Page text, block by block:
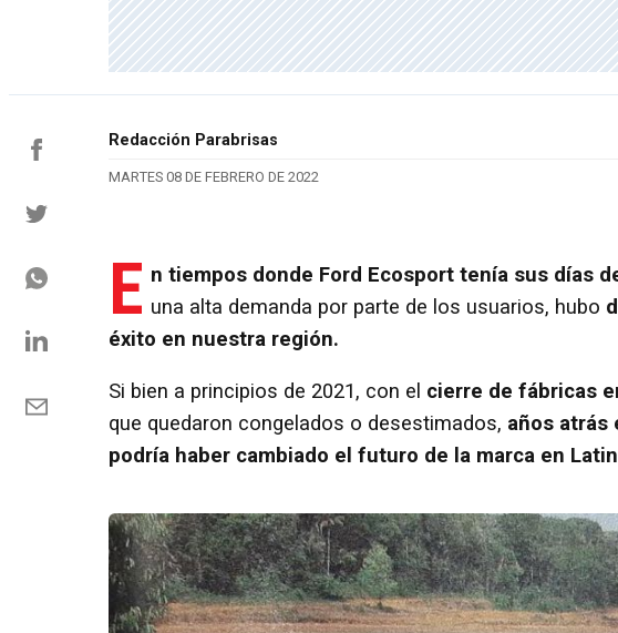
Redacción Parabrisas
MARTES 08 DE FEBRERO DE 2022
E n tiempos donde Ford Ecosport tenía sus días
una alta demanda por parte de los usuarios, hubo
éxito en nuestra región.
Si bien a principios de 2021, con el cierre de fábricas
que quedaron congelados o desestimados, años atrás
podría haber cambiado el futuro de la marca en